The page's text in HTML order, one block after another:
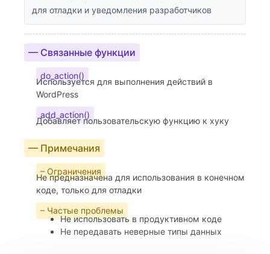
для отладки и уведомления разработчиков
— Связанные функции
do_action()
Используется для выполнения действий в
WordPress
add_action()
Добавляет пользовательскую функцию к хуку
— Примечания
– Ограничения
Не предназначена для использования в конечном
коде, только для отладки
– Частые проблемы
Не использовать в продуктивном коде
Не передавать неверные типы данных